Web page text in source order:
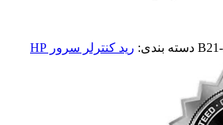
دسته بندی: رید کنترلر سرور HP